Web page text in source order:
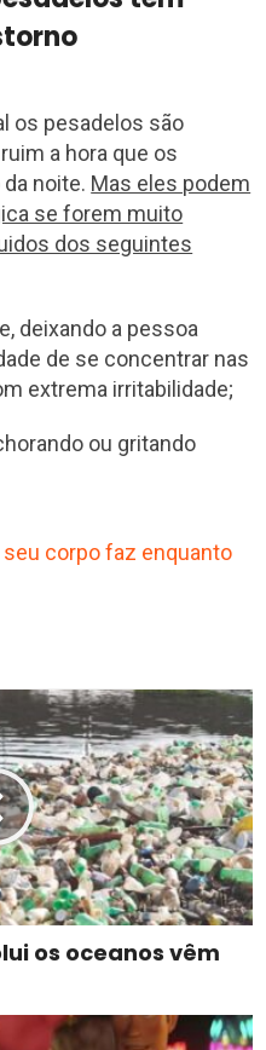
os pesadelos são
a hora que os
noite. Mas eles podem
se forem muito
dos seguintes
deixando a pessoa
de se concentrar nas
extrema irritabilidade;
ou gritando
corpo faz enquanto
os oceanos vêm